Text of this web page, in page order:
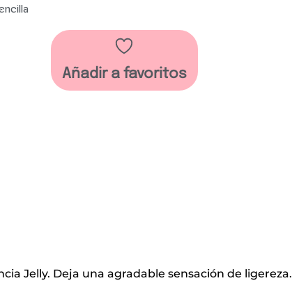
Añadir a favoritos
Jelly. Deja una agradable sensación de ligereza.